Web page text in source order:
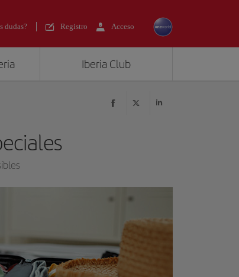
dudas? Registro Acceso
Iberia Club